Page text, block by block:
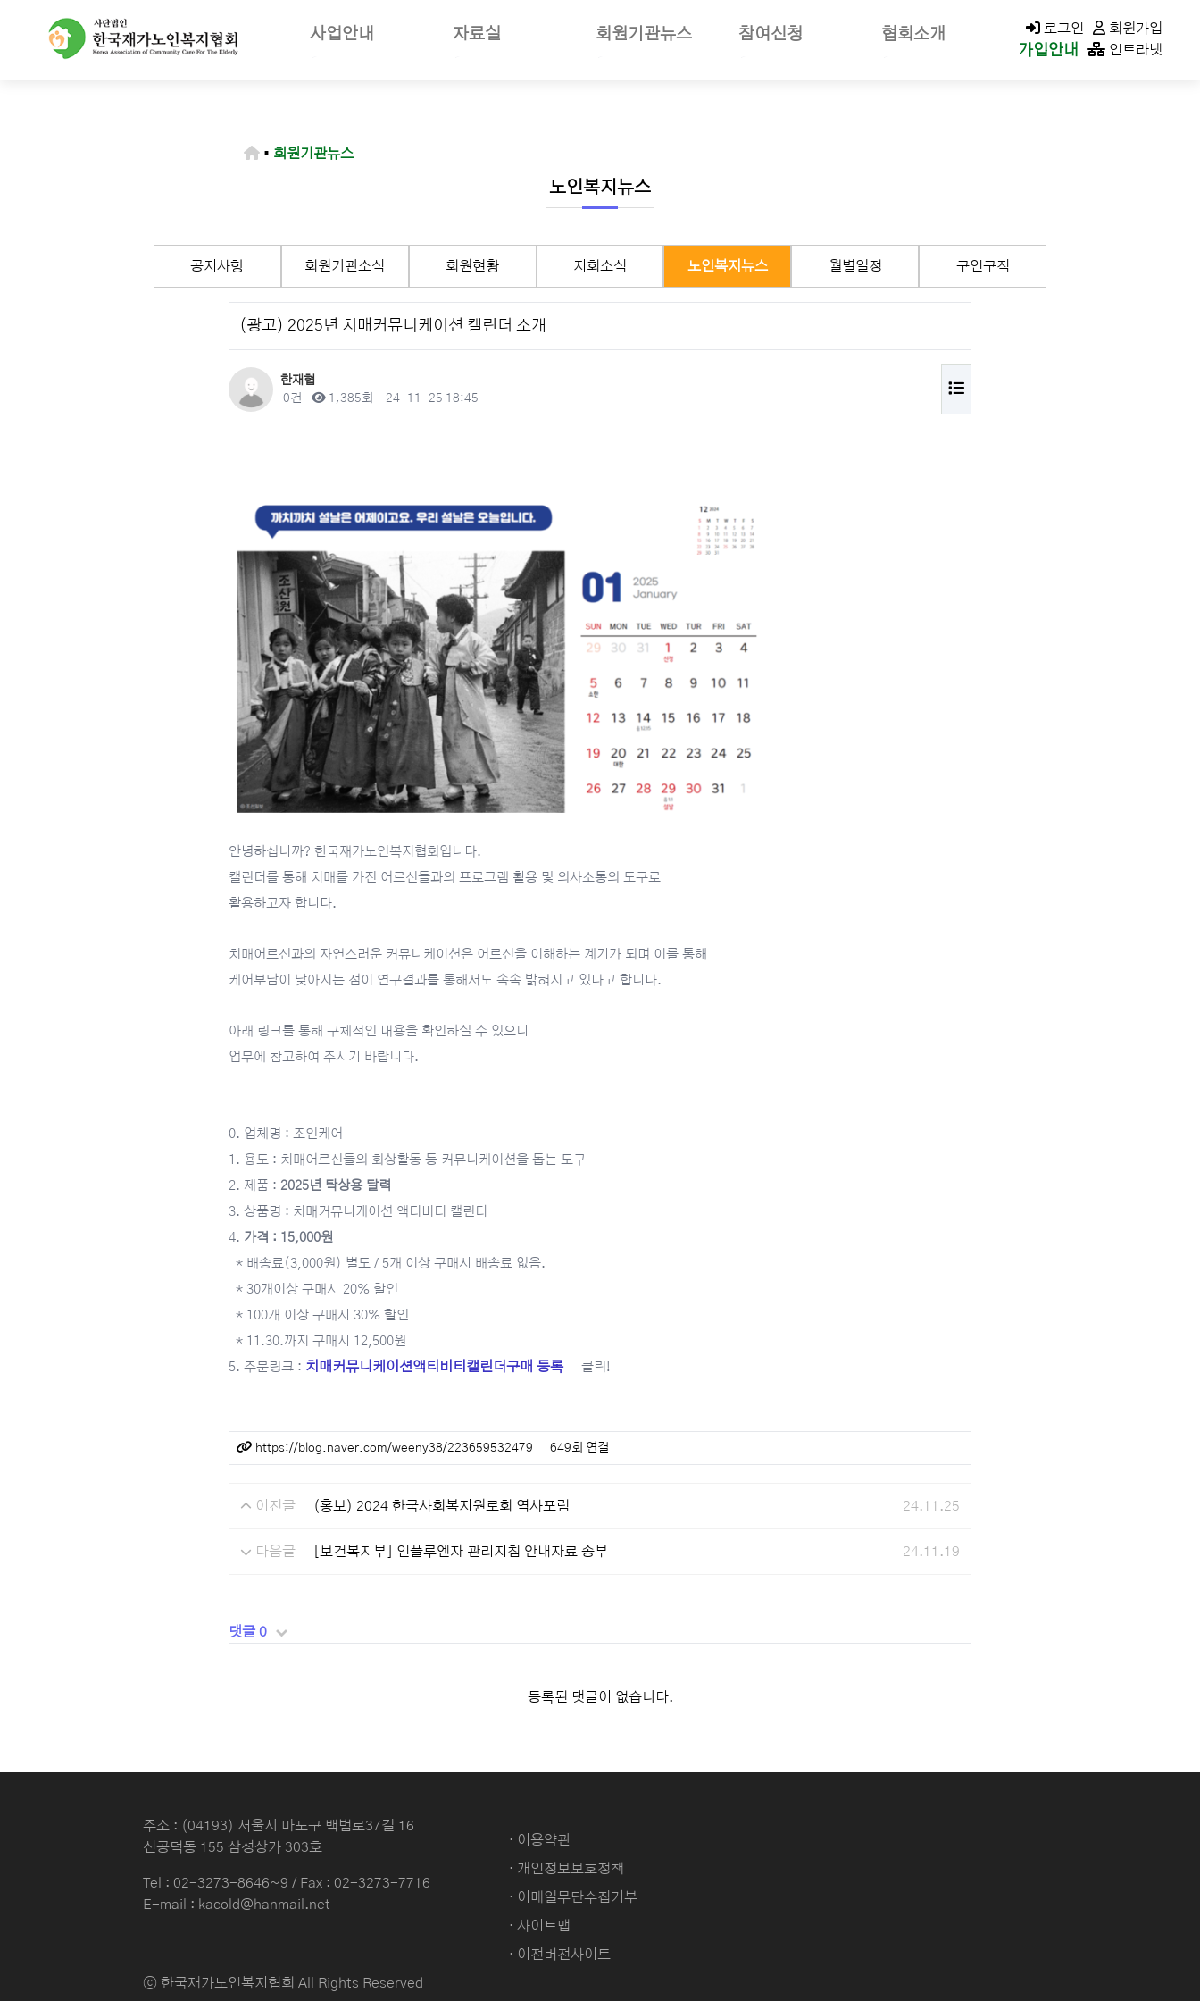
사업안내
등급판정기준및절차안내
자료실
서식자료
도서자료
기타자료
기관회원관리
회원기관뉴스
노인복지뉴스
월별일정
구인구직
참여신청 협회소개
조직구성/조직도
지회현황
KACOLD MALL 로그인 회원가입
가입안내 인트라넷
▪ 회원기관뉴스
노인복지뉴스
공지사항 회원기관소식 회원현황 지회소식 노인복지뉴스 월별일정 구인구직
(광고) 2025년 치매커뮤니케이션 캘린더 소개
작성자
한재협
댓글
0건 조회1,385회 작성일
24-11-25 18:45
목록
안녕하십니까? 한국재가노인복지협회입니다.
캘린더를 통해 치매를 가진 어르신들과의 프로그램 활용 및 의사소통의 도구로
활용하고자 합니다.
치매어르신과의 자연스러운 커뮤니케이션은 어르신을 이해하는 계기가 되며 이를 통해
케어부담이 낮아지는 점이 연구결과를 통해서도 속속 밝혀지고 있다고 합니다.
아래 링크를 통해 구체적인 내용을 확인하실 수 있으니
업무에 참고하여 주시기 바랍니다.
0. 업체명 : 조인케어
1. 용도 : 치매어르신들의 회상활동 등 커뮤니케이션을 돕는 도구
2. 제품 : 2025년 탁상용 달력
3. 상품명 : 치매커뮤니케이션 액티비티 캘린더
4. 가격 : 15,000원
* 배송료(3,000원) 별도 / 5개 이상 구매시 배송료 없음.
* 30개이상 구매시 20% 할인
* 100개 이상 구매시 30% 할인
* 11.30.까지 구매시 12,500원
5. 주문링크 : 치매커뮤니케이션액티비티캘린더구매 등록 클릭!
관련링크https://blog.naver.com/weeny38/223659532479 649회 연결
이전글 (홍보) 2024 한국사회복지원로회 역사포럼 24.11.25
다음글 [보건복지부] 인플루엔자 관리지침 안내자료 송부 24.11.19
댓글 0
등록된 댓글이 없습니다.
주소 : (04193) 서울시 마포구 백범로37길 16
신공덕동 155 삼성상가 303호
Tel : 02-3273-8646~9 / Fax : 02-3273-7716
E-mail : kacold@hanmail.net
· 이용약관
· 개인정보보호정책
· 이메일무단수집거부
· 사이트맵
· 이전버전사이트
ⓒ 한국재가노인복지협회 All Rights Reserved